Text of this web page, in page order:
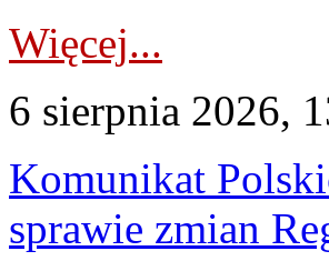
Więcej...
6 sierpnia 2026,
Komunikat
sprawie zmian